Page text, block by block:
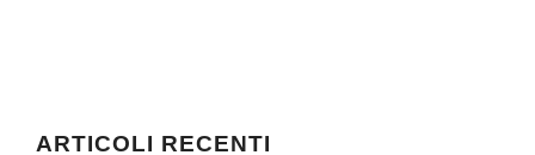
ARTICOLI RECENTI